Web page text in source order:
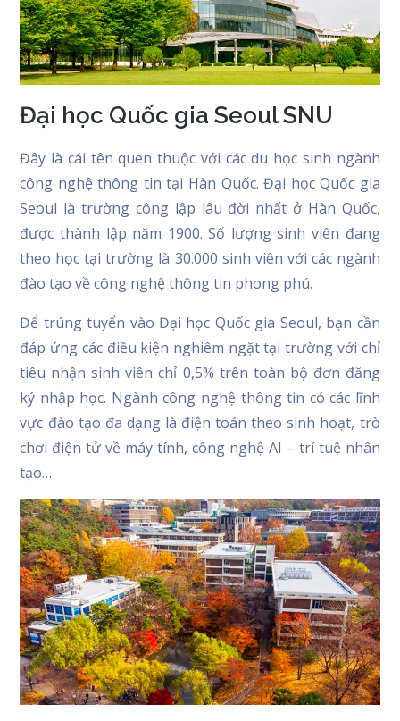
Đại học Quốc gia Seoul SNU
Đây là cái tên quen thuộc với các du học sinh ngành
công nghệ thông tin tại Hàn Quốc. Đại học Quốc gia
Seoul là trường công lập lâu đời nhất ở Hàn Quốc,
được thành lập năm 1900. Số lượng sinh viên đang
theo học tại trường là 30.000 sinh viên với các ngành
đào tạo về công nghệ thông tin phong phú.
Để trúng tuyển vào Đại học Quốc gia Seoul, bạn cần
đáp ứng các điều kiện nghiêm ngặt tại trường với chỉ
tiêu nhận sinh viên chỉ 0,5% trên toàn bộ đơn đăng
ký nhập học. Ngành công nghệ thông tin có các lĩnh
vực đào tạo đa dạng là điện toán theo sinh hoạt, trò
chơi điện tử về máy tính, công nghệ AI – trí tuệ nhân
tạo…